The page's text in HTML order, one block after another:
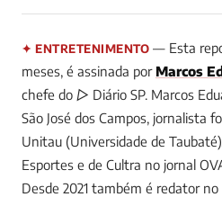
✦ ENTRETENIMENTO — Esta
meses, é assinada por Marcos
chefe do ▷ Diário SP. Marcos
São José dos Campos, jornalista
Unitau (Universidade de
Esportes e de Cultra no jornal
Desde 2021 também é redator